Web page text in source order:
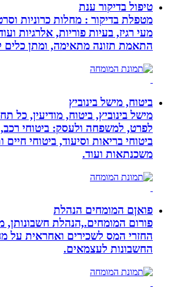
טיפול בדיקור ענת
מטפלת בדיקור : מחלות כרוניות וסרטן.
מעי רגיז, בעיות פוריות, אלרגיות ועוד.
התאמת תזונה מתאימה, ומתן כלים
ביטוח, מישל בינוביץ
מישל בינוביץ, ביטוח, מודיעין, כל תחומי
לפרט, למשפחה ולעסק: ביטוחי רכב,
ביטוחי בריאות וסיעוד, ביטוחי חיים ותכנון
משכנתאות ועוד.
פואןם המומחים הנהלת
פורום המומחים.,הנהלת חשבונותן,
החזרי המס לשכירים ואחראית על
החשבונות לעצמאים.